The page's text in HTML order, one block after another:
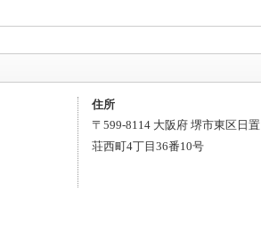
住所
〒 599-8114大阪府 堺市東区日置
荘西町4丁目36番10号